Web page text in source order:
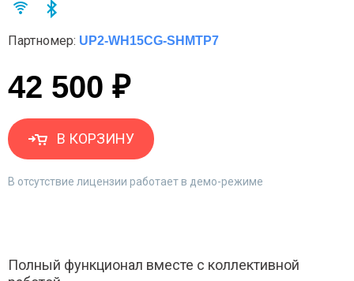
Партномер: UP2-WH15CG-SHMTP7
42 500 ₽
В КОРЗИНУ
В отсутствие лицензии работает в демо-режиме
Полный функционал вместе с коллективной